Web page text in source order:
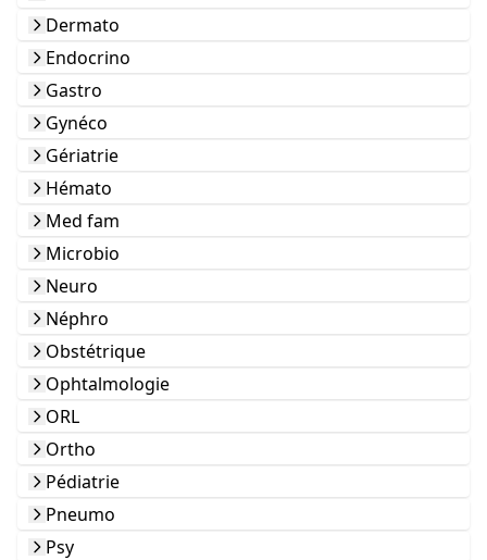
Dermato
Endocrino
Gastro
Gynéco
Gériatrie
Hémato
Med fam
Microbio
Neuro
Néphro
Obstétrique
Ophtalmologie
ORL
Ortho
Pédiatrie
Pneumo
Psy